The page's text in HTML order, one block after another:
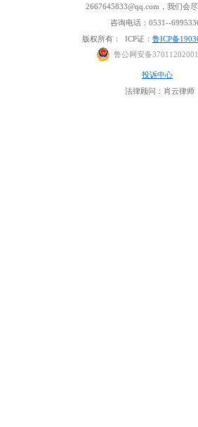
2667645833@qq.com，我们会尽
咨询电话：0531--
版权所有：
ICP证： 鲁ICP备
鲁公网安备
投诉中心
法律顾问：肖云律师